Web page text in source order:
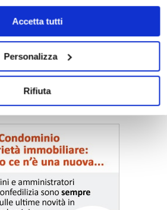
Accetta tutti
Personalizza
Rifiuta
dati